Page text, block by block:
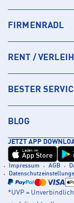
FIRMENRADL
RENT / VERLEIH
BESTER
BLOG
JETZT APP
Laden im
App Store
Impressum AGB
*UVP =